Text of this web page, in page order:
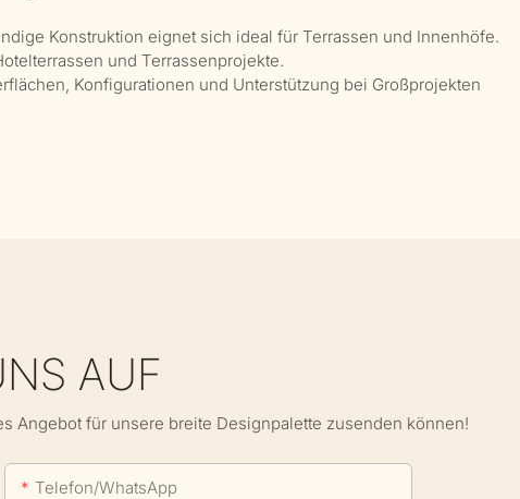
Konstruktion eignet sich ideal für Terrassen und Innenhöfe.
und Terrassenprojekte.
Konfigurationen und Unterstützung bei Großprojekten
AUF
Angebot für unsere breite Designpalette zusenden können!
Telefon/WhatsApp